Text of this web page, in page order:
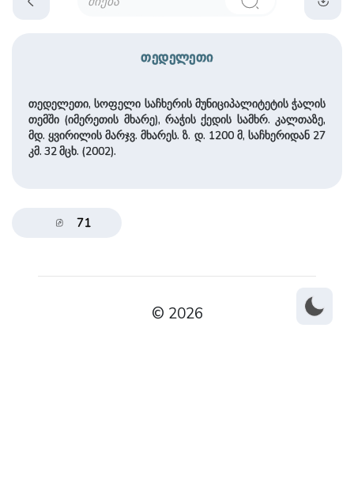
თედელეთი
თედელეთი, სოფელი საჩხერის მუ­ნი­ცი­პა­ლი­ტე­ტის ჭალის
თემში (იმერეთის მხა­რე), რაჭის ქედის სამხრ. კალთაზე,
მდ. ყვირი­ლის ­მარჯვ. მხა­რეს. ზ. დ. 1200 მ, საჩხე­რიდან 27
კმ. 32 მცხ. (2002).
71
© 2026